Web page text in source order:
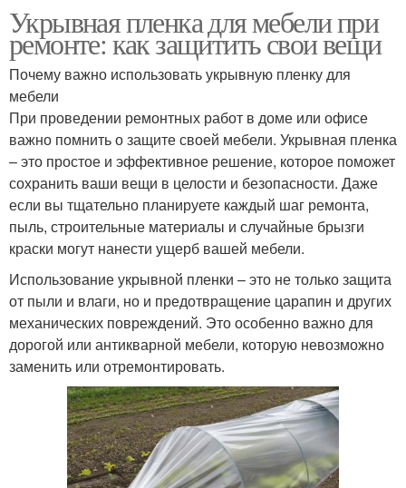
Укрывная пленка для мебели при
ремонте: как защитить свои вещи
Почему важно использовать укрывную пленку для
мебели
При проведении ремонтных работ в доме или офисе
важно помнить о защите своей мебели. Укрывная пленка
– это простое и эффективное решение, которое поможет
сохранить ваши вещи в целости и безопасности. Даже
если вы тщательно планируете каждый шаг ремонта,
пыль, строительные материалы и случайные брызги
краски могут нанести ущерб вашей мебели.
Использование укрывной пленки – это не только защита
от пыли и влаги, но и предотвращение царапин и других
механических повреждений. Это особенно важно для
дорогой или антикварной мебели, которую невозможно
заменить или отремонтировать.